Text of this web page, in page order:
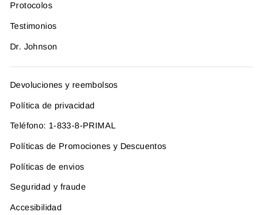
Protocolos
Testimonios
Dr. Johnson
Devoluciones y reembolsos
Política de privacidad
Teléfono: 1-833-8-PRIMAL
Políticas de Promociones y Descuentos
Políticas de envios
Seguridad y fraude
Accesibilidad